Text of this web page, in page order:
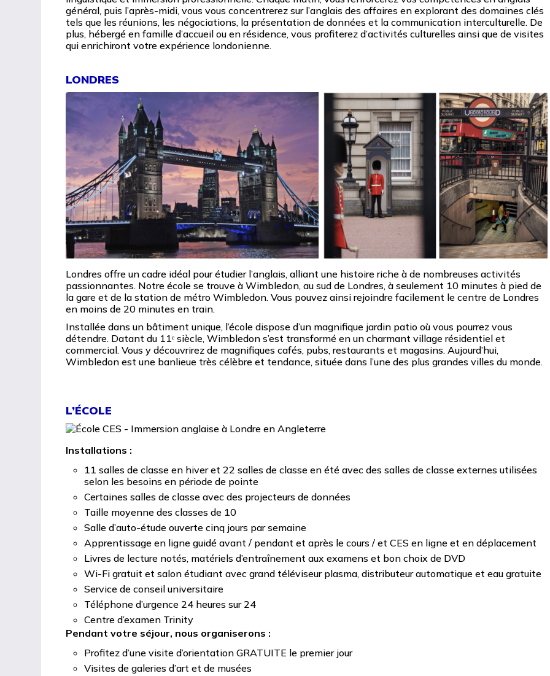
général, puis l’après-midi, vous vous concentrerez sur l’anglais des affaires en explorant des domaines clés
tels que les réunions, les négociations, la présentation de données et la communication interculturelle. De
plus, hébergé en famille d’accueil ou en résidence, vous profiterez d’activités culturelles ainsi que de visites
qui enrichiront votre expérience londonienne.
LONDRES
Londres offre un cadre idéal pour étudier l’anglais, alliant une histoire riche à de nombreuses activités
passionnantes. Notre école se trouve à Wimbledon, au sud de Londres, à seulement 10 minutes à pied de
la gare et de la station de métro Wimbledon. Vous pouvez ainsi rejoindre facilement le centre de Londres
en moins de 20 minutes en train.
Installée dans un bâtiment unique, l’école dispose d’un magnifique jardin patio où vous pourrez vous
détendre. Datant du 11ᵉ siècle, Wimbledon s’est transformé en un charmant village résidentiel et
commercial. Vous y découvrirez de magnifiques cafés, pubs, restaurants et magasins. Aujourd’hui,
Wimbledon est une banlieue très célèbre et tendance, située dans l’une des plus grandes villes du monde.
L’ÉCOLE
Installations :
11 salles de classe en hiver et 22 salles de classe en été avec des salles de classe externes utilisées
selon les besoins en période de pointe
Certaines salles de classe avec des projecteurs de données
Taille moyenne des classes de 10
Salle d’auto-étude ouverte cinq jours par semaine
Apprentissage en ligne guidé avant / pendant et après le cours / et CES en ligne et en déplacement
Livres de lecture notés, matériels d’entraînement aux examens et bon choix de DVD
Wi-Fi gratuit et salon étudiant avec grand téléviseur plasma, distributeur automatique et eau gratuite
Service de conseil universitaire
Téléphone d’urgence 24 heures sur 24
Centre d’examen Trinity
Pendant votre séjour, nous organiserons :
Profitez d’une visite d’orientation GRATUITE le premier jour
Visites de galeries d’art et de musées